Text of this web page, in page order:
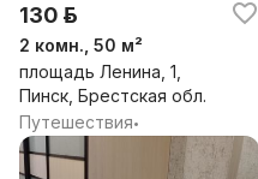
130 р.
2 комн., 50 м²
площадь Ленина, 1,
Пинск, Брестская обл.
Путешествия•